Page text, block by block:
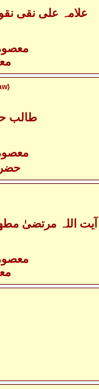
- علامہ علی نقی
-
- طالب
-
- آیت اللہ مرتضیٰ
-